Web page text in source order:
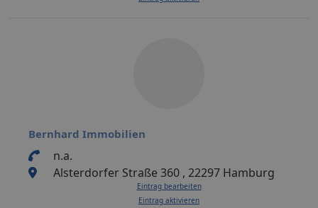
Bernhard Immobilien
n.a.
Alsterdorfer Straße 360 , 22297 Hamburg
Eintrag bearbeiten
Eintrag aktivieren